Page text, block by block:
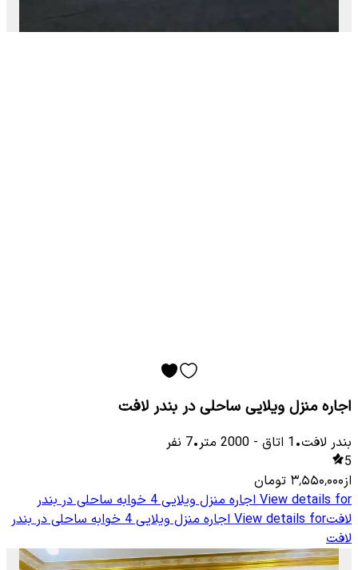
اجاره منزل ویلایی ساحلی در بندر لافت
بندر لافت•
1 اتاق -
2000 متر•
7 نفر
5
از۳٬۵۵۰٬۰۰۰ تومان
View details for
اجاره منزل ویلایی 4 خوابه ساحلی در بندر
لافتView details for
اجاره منزل ویلایی 4 خوابه ساحلی در بندر
لافت